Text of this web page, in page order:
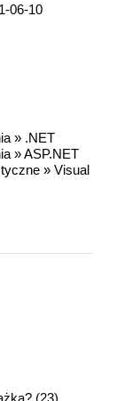
06-10
» .NET
»ASP.NET
» Visual